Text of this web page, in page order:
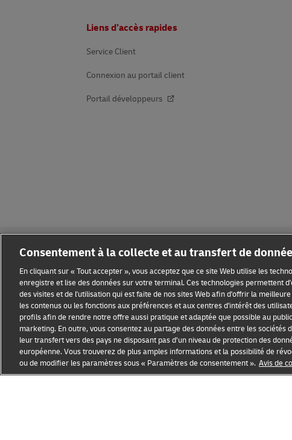
Liens d’accès rapides
Service Client
Connexion au portail client
Portail développeurs
Sensibilisation à la fraude Mention légale Conditions
Paramètres des cookies
Consentement à la collecte et au transfert de
En cliquant sur « Tout accepter », vous acceptez que ce site Web utilise les
enregistre et lise des données sur votre terminal. Ces technologies permettent
des visites et de l'utilisation qui est faite de nos sites Web afin d'offrir la
les contenus ou les fonctions aux préférences et aux centres d'intérêt des
profils afin de rendre notre offre aussi pratique et adaptée que possible au
marketing. En outre, vous consentez au partage des données entre les sociétés
leur transfert vers des pays ne disposant pas d’un niveau de protection des
européenne. Vous trouverez de plus amples informations et la possibilité de
ou de modifier les paramètres sous « Paramètres de consentement ». Avis de